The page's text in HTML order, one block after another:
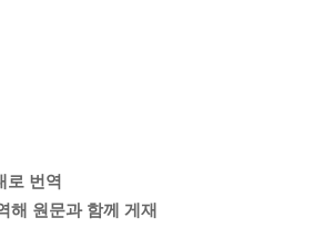
로 번역
해 원문과 함께 게재